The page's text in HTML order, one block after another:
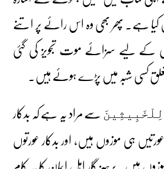
ہے۔ پھر بھی وہ اس رائے پر اتنے
کے لیے سزائے موت تجویز کی گئی
کسی شبہ میں پڑے ہوئے ہیں۔
سے مراد یہ ہے کہ بدکار
ہی موزوں ہیں، اور بدکار عورتوں